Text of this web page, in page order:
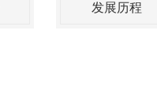
发展历程